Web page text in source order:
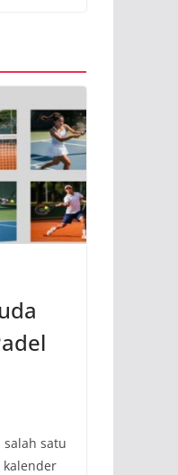
salah satu